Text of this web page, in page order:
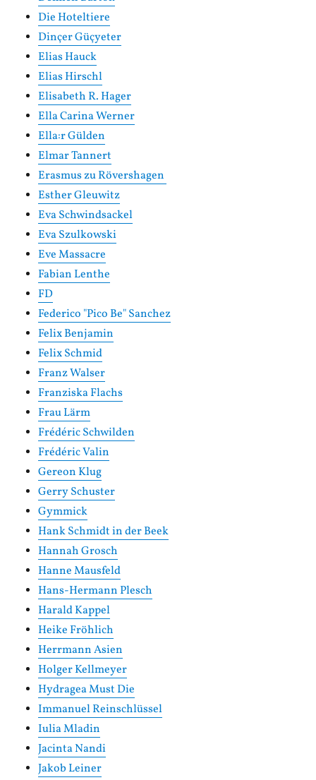
Die Hoteltiere
Dinçer Güçyeter
Elias Hauck
Elias Hirschl
Elisabeth R. Hager
Ella Carina Werner
Ella:r Gülden
Elmar Tannert
Erasmus zu Rövershagen
Esther Gleuwitz
Eva Schwindsackel
Eva Szulkowski
Eve Massacre
Fabian Lenthe
FD
Federico "Pico Be" Sanchez
Felix Benjamin
Felix Schmid
Franz Walser
Franziska Flachs
Frau Lärm
Frédéric Schwilden
Frédéric Valin
Gereon Klug
Gerry Schuster
Gymmick
Hank Schmidt in der Beek
Hannah Grosch
Hanne Mausfeld
Hans-Hermann Plesch
Harald Kappel
Heike Fröhlich
Herrmann Asien
Holger Kellmeyer
Hydragea Must Die
Immanuel Reinschlüssel
Iulia Mladin
Jacinta Nandi
Jakob Leiner